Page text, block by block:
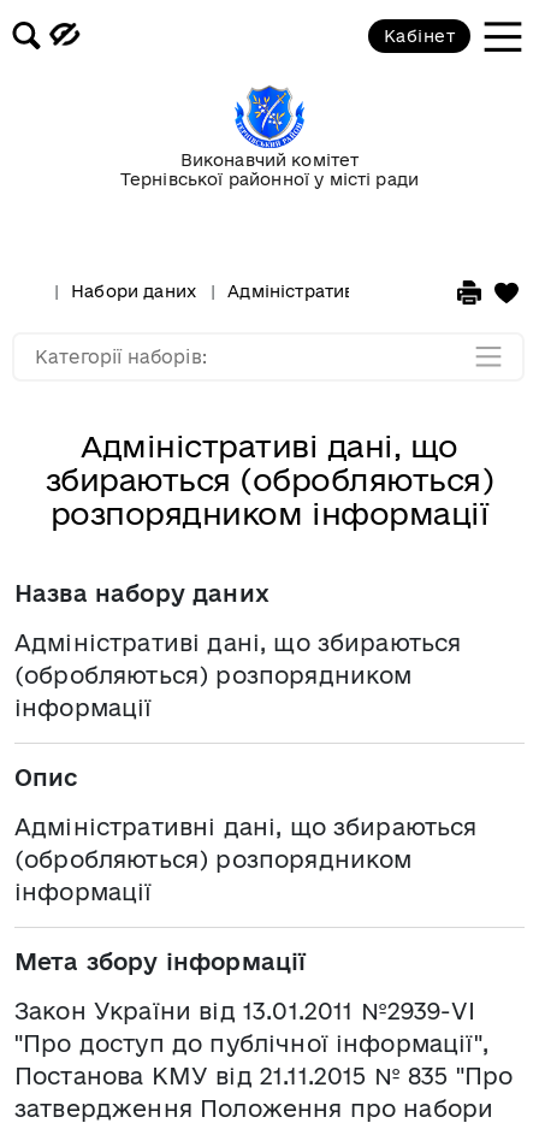
Виконавчий комітет
Тернівської районної у місті ради
Кабінет
Набори даних Адміністративі дані, що
Адміністративі дані, що
збираються (обробляються)
розпорядником інформації
Назва набору даних
Адміністративі дані, що збираються
(обробляються) розпорядником
інформації
Опис
Адміністративні дані, що збираються
(обробляються) розпорядником
інформації
Мета збору інформації
Закон України від 13.01.2011 №2939-VI
"Про доступ до публічної інформації",
Постанова КМУ від 21.11.2015 № 835 "Про
затвердження Положення про набори
Категорії наборів: